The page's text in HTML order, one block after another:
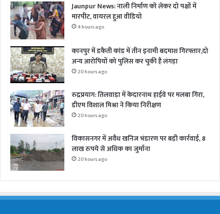
Jaunpur News: नाली निर्माण को लेकर दो पक्षों में
मारपीट, वायरल हुआ वीडियो
4 hours ago
कानपुर में डकैती कांड में तीन इनामी बदमाश गिरफ्तार,दो
अन्य आरोपियों को पुलिस कर चुकी है लंगड़ा
20 hours ago
रुद्रप्रयाग: तिलवाड़ा में केदारनाथ हाईवे पर मलबा गिरा,
डीएम विशाल मिश्रा ने किया निरीक्षण
20 hours ago
विकासनगर में अवैध खनिज भंडारण पर बड़ी कार्रवाई, 8
लाख रुपये से अधिक का जुर्माना
20 hours ago